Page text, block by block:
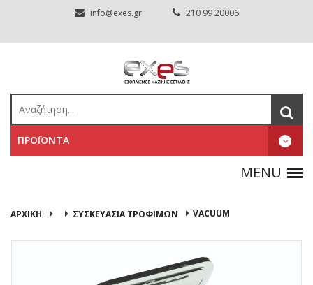
info@exes.gr 210 99 20006
ΠΡΟΪΟΝΤΑ
ΑΡΧΙΚΉ ΣΥΣΚΕΥΑΣΙΑ ΤΡΟΦΙΜΩΝ VACUUM